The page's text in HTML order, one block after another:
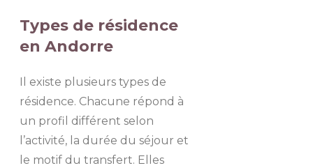
Types de résidence
en Andorre
Il existe plusieurs types de
résidence. Chacune répond à
un profil différent selon
l’activité, la durée du séjour et
le motif du transfert. Elles